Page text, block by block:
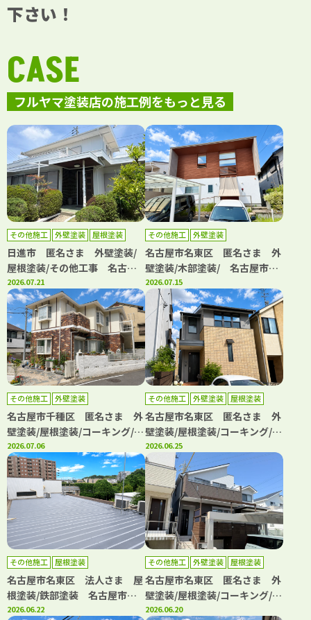
下さい！
フルヤマ塗装店の施工例をもっと見る
CASE
その他施工 外壁塗装 屋根塗装
日進市 匿名さま 外壁塗装/
屋根塗装/その他工事 名古屋
市名東区、日進市の外壁塗装屋
根塗装専門店【フルヤマ塗装
店】
2026.07.21
その他施工 外壁塗装
名古屋市名東区 匿名さま 外
壁塗装/木部塗装/ 名古屋市名
東区、日進市の外壁塗装屋根塗
装専門店【フルヤマ塗装店】
2026.07.15
その他施工 外壁塗装
名古屋市千種区 匿名さま 外
壁塗装/屋根塗装/コーキング/防
水 名古屋市名東区、日進市の
外壁塗装屋根塗装専門店【フル
ヤマ塗装店】
2026.07.06
その他施工 外壁塗装
屋根塗装
防水工事
名古屋市名東区 匿名さま 外
壁塗装/屋根塗装/コーキング/防
水 名古屋市名東区、日進市の
外壁塗装屋根塗装専門店【フル
ヤマ塗装店】
2026.06.25
その他施工 屋根塗装
名古屋市名東区 法人さま 屋
根塗装/鉄部塗装 名古屋市名
東区、日進市の外壁塗装屋根塗
2026.06.22
その他施工 外壁塗装
屋根塗装
防水工事
名古屋市名東区 匿名さま 外
壁塗装/屋根塗装/コーキング/防
水 名古屋市名東区、日進市の
2026.06.20